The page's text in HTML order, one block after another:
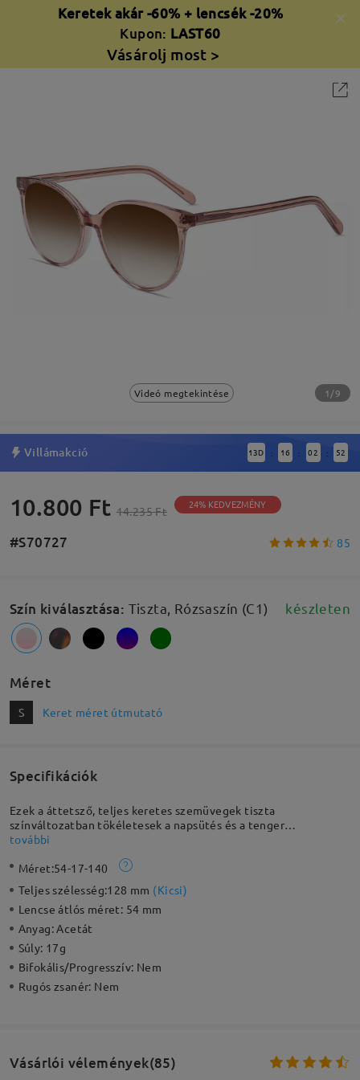
Keretek akár -60% + lencsék -20%
Kupon: LAST60
Vásárolj most >
Videó megtekintése 1/9
Villámakció 13D : 16 : 02 : 51
10.800 Ft 14.235 Ft 24% KEDVEZMÉNY
#S70727 85
Szín kiválasztása: Tiszta, Rózsaszín (C1) készleten
Méret
S Keret méret útmutató
Specifikációk
Ezek a áttetsző, teljes keretes szemüvegek tiszta
színváltozatban tökéletesek a napsütés és a tenger
fuvallatának élvezetére. A kiváló minőségű acetát anyag tartós
napra elengedhetetlen kiegészítő.
további
Méret:54-17-140
Teljes szélesség:128 mm (Kicsi)
Lencse átlós méret: 54 mm
Anyag:Acetát
Súly: 17g
Bifokális/Progresszív: Nem
Rugós zsanér: Nem
Vásárlói vélemények(85)